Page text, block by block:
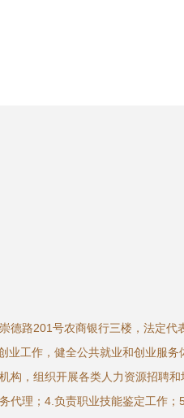
德路201号农商银行三楼，法定代
业工作，健全公共就业和创业服务
构，组织开展各类人力资源招聘
代理；4.负责职业技能鉴定工作；